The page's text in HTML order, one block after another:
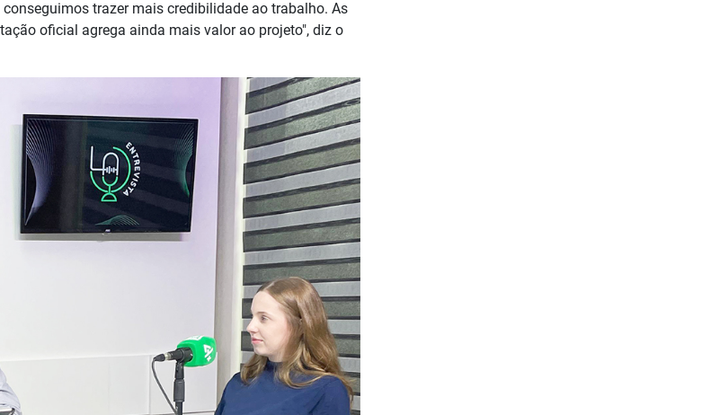
trazer mais credibilidade ao trabalho. As
oficial agrega ainda mais valor ao projeto", diz o